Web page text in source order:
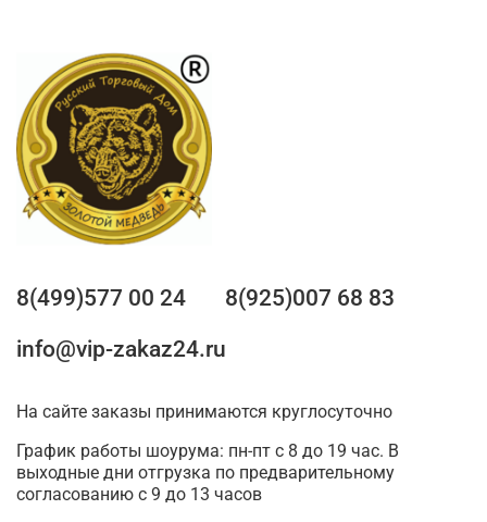
8(499)577 00 24
8(925)007 68 83
info@vip-zakaz24.ru
На сайте заказы принимаются круглосуточно
График работы шоурума: пн-пт с 8 до 19 час. В
выходные дни отгрузка по предварительному
согласованию с 9 до 13 часов